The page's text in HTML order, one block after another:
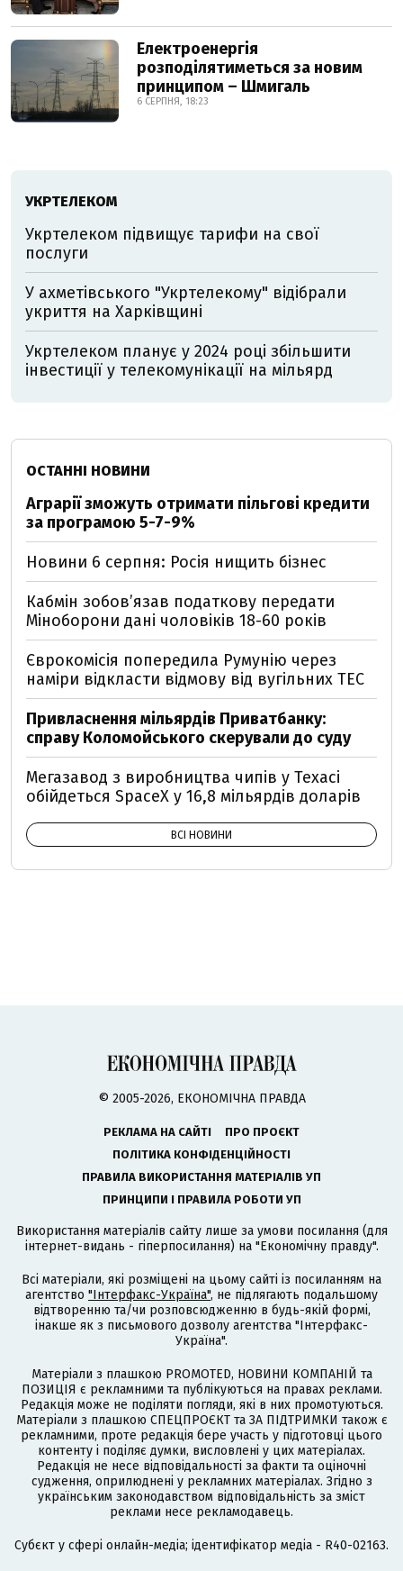
Електроенергія
розподілятиметься за новим
принципом – Шмигаль
6 СЕРПНЯ, 18:23
УКРТЕЛЕКОМ
Укртелеком підвищує тарифи на свої
послуги
У ахметівського "Укртелекому" відібрали
укриття на Харківщині
Укртелеком планує у 2024 році збільшити
інвестиції у телекомунікації на мільярд
ОСТАННІ НОВИНИ
Аграрії зможуть отримати пільгові кредити
за програмою 5-7-9%
Новини 6 серпня: Росія нищить бізнес
Кабмін зобовʼязав податкову передати
Міноборони дані чоловіків 18-60 років
Єврокомісія попередила Румунію через
наміри відкласти відмову від вугільних ТЕС
Привласнення мільярдів Приватбанку:
справу Коломойського скерували до суду
Мегазавод з виробництва чипів у Техасі
обійдеться SpaceX у 16,8 мільярдів доларів
ВСІ НОВИНИ
© 2005-2026, ЕКОНОМІЧНА ПРАВДА
РЕКЛАМА НА САЙТІ
ПРО ПРОЄКТ
ПОЛІТИКА КОНФІДЕНЦІЙНОСТІ
ПРАВИЛА ВИКОРИСТАННЯ МАТЕРІАЛІВ УП
ПРИНЦИПИ І ПРАВИЛА РОБОТИ УП
Використання матеріалів сайту лише за умови посилання (для
інтернет-видань - гіперпосилання) на "Економічну правду".
Всі матеріали, які розміщені на цьому сайті із посиланням на
агентство "Інтерфакс-Україна", не підлягають подальшому
відтворенню та/чи розповсюдженню в будь-якій формі,
інакше як з письмового дозволу агентства "Інтерфакс-
Україна".
Матеріали з плашкою PROMOTED, НОВИНИ КОМПАНІЙ та
ПОЗИЦІЯ є рекламними та публікуються на правах реклами.
Редакція може не поділяти погляди, які в них промотуються.
Матеріали з плашкою СПЕЦПРОЄКТ та ЗА ПІДТРИМКИ також є
рекламними, проте редакція бере участь у підготовці цього
контенту і поділяє думки, висловлені у цих матеріалах.
Редакція не несе відповідальності за факти та оціночні
судження, оприлюднені у рекламних матеріалах. Згідно з
українським законодавством відповідальність за зміст
реклами несе рекламодавець.
Cубєкт у сфері онлайн-медіа; ідентифікатор медіа - R40-02163.